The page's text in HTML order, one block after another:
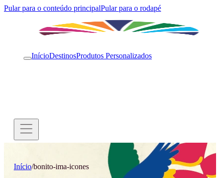
Pular para o conteúdo principalPular para o rodapé
InícioDestinosProdutos Personalizados
Início/bonito-ima-icones